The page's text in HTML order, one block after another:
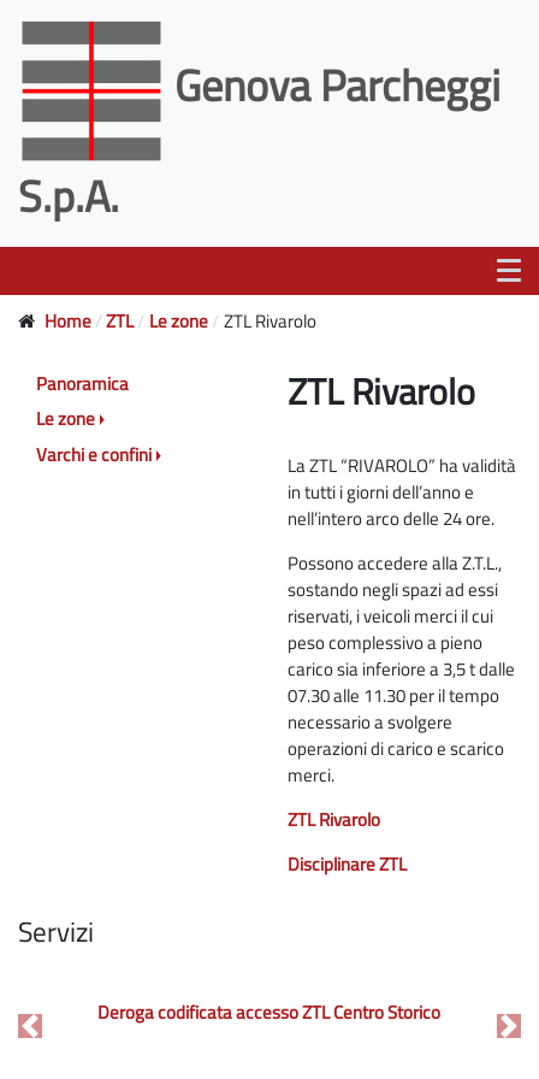
Genova Parcheggi
S.p.A.
Home ZTL Le zone ZTL Rivarolo
ZTL Rivarolo
La ZTL “RIVAROLO” ha validità
in tutti i giorni dell’anno e
nell’intero arco delle 24 ore.
Possono accedere alla Z.T.L.,
sostando negli spazi ad essi
riservati, i veicoli merci il cui
peso complessivo a pieno
carico sia inferiore a 3,5 t dalle
07.30 alle 11.30 per il tempo
necessario a svolgere
operazioni di carico e scarico
merci.
ZTL Rivarolo
Disciplinare ZTL
Panoramica
Le zone
Varchi e confini
Servizi
Deroga codificata accesso ZTL Centro Storico
Previous